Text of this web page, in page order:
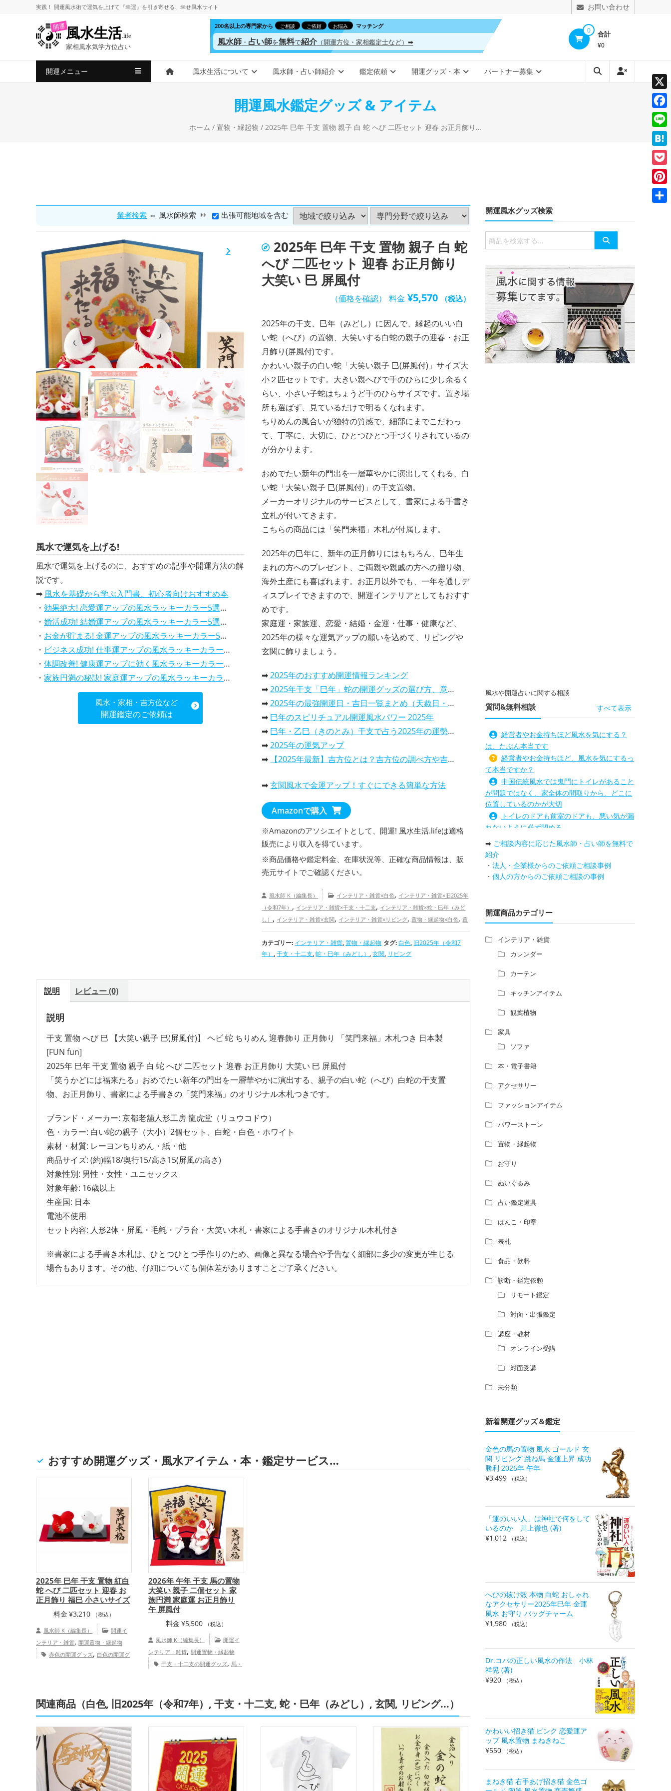
ス
実践！ 開運風水術で運気を上げて 『幸運』を引き寄せる、 幸せ風水サイト お問い合わせ
開運風水生活.life
家相風水気学方位占い
0 合計
¥0
200名以上の専門家から ご相談 ご依頼 お悩み マッチング
風水師・ 占い師を無料で紹介（開運方位・家相鑑定士など）➡
開運メニュー 風水生活について 風水師・占い師紹介 鑑定依頼 開運グッズ・本 パートナー募集
開運風水鑑定グッズ & アイテム
ホーム / 置物・縁起物 / 2025年 巳年 干支 置物 親子 白 蛇 へび 二匹セット 迎春 お正月飾り 大笑い 巳 屏風付
業者検索 ⇔ 風水師検索 出張可能地域を含む
2025年 巳年 干支 置物 親子 白 蛇
へび 二匹セット 迎春 お正月飾り
大笑い 巳 屏風付
（価格を確認） 料金 ¥5,570 （税込）
2025年の干支、巳年（みどし）に因んで、縁起のいい白
い蛇（へび）の置物、大笑いする白蛇の親子の迎春・お正
月飾り(屏風付)です。
かわいい親子の白い蛇「大笑い親子 巳(屏風付)」サイズ大
小２匹セットです。大きい親へびで手のひらに少し余るく
らい、小さい子蛇はちょうど手のひらサイズです。置き場
所も選ばず、見ているだけで明るくなれます。
ちりめんの風合いが独特の質感で、細部にまでこだわっ
て、丁寧に、大切に、ひとつひとつ手づくりされているの
が分かります。
おめでたい新年の門出を一層華やかに演出してくれる、白
い蛇「大笑い親子 巳(屏風付)」の干支置物。
メーカーオリジナルのサービスとして、書家による手書き
立札が付いてきます。
こちらの商品には「笑門来福」木札が付属します。
2025年の巳年に、新年の正月飾りにはもちろん、巳年生
まれの方へのプレゼント、ご両親や親戚の方への贈り物、
海外土産にも喜ばれます。お正月以外でも、一年を通しデ
ィスプレイできますので、開運インテリアとしてもおすす
めです。
家庭運・家族運、恋愛・結婚・金運・仕事・健康など、
2025年の様々な運気アップの願いを込めて、リビングや
玄関に飾りましょう。
➡2025年のおすすめ開運情報ランキング
➡2025年干支「巳年」蛇の開運グッズの選び方、意味と効果と活用法
➡2025年の最強開運日・吉日一覧まとめ（天赦日・一粒万倍日…）
➡ 巳年のスピリチュアル開運風水パワー 2025年
➡ 巳年・乙巳（きのとみ）干支で占う2025年の運勢は、どんな一年？
➡2025年の運気アップ
➡
【2025年最新】吉方位とは？吉方位の調べ方や吉報旅行先での過ごし方を解説
・2025年干支巳年は、蛇（へび）の開運カレンダーで運気アップ
・パワースポット・カレンダー2025年、開運効果抜群！
・ 2025年の吉日や最強開運日が分かる暦のカレンダー
・2025年の金運を上げる！選ぶべき開運カレンダー
・恋愛運を引き寄せる！2025年おすすめ開運カレンダー
➡玄関風水で金運アップ！すぐにできる簡単な方法
Amazonで購入
※Amazonのアソシエイトとして、開運! 風水生活.lifeは適格
販売により収入を得ています。
※商品価格や鑑定料金、在庫状況等、正確な商品情報は、販
売元サイトでご確認ください。
風水師 K（編集長） インテリア・雑貨×白色, インテリア・雑貨×旧2025年
（令和7年） , インテリア・雑貨×干支・十二支, インテリア・雑貨×蛇・巳年（みど
し） , インテリア・雑貨×玄関, インテリア・雑貨×リビング,置物・縁起物×白色,置
物・縁起物×旧2025年（令和7年）,置物・縁起物×干支・十二支,置物・縁起物×蛇・
巳年（みどし） ,置物・縁起物×玄関,置物・縁起物×リビング
白色の開運グッ
ズ,旧2025年（令和7年）の開運グッズ,干支・十二支の開運グッズ
結婚運アップ,金運アップ,仕事運アップ,健康運アップ,家庭運・家族運アップ,総
カテゴリー: インテリア・雑貨,置物・縁起物 タグ:白色, 旧2025年（令和7
年）,干支・十二支,蛇・巳年（みどし）,玄関, リビング
風水で運気を上げる!
風水で運気を上げるのに、おすすめの記事や開運方法の解
説です。
➡ 風水を基礎から学ぶ入門書、初心者向けおすすめ本
・ 効果絶大! 恋愛運アップの風水ラッキーカラー5選、解説付き
・ 婚活成功! 結婚運アップの風水ラッキーカラー5選、効果解説
・ お金が貯まる! 金運アップの風水ラッキーカラー5選、効果解説
・ ビジネス成功! 仕事運アップの風水ラッキーカラー5選、効果解説
・ 体調改善! 健康運アップに効く風水ラッキーカラー5選、効果と活用法を解説
・ 家族円満の秘訣! 家庭運アップの風水ラッキーカラー5選、効果解説
風水・家相・吉方位など
開運鑑定のご依頼は
説明 レビュー (0)
説明
干支 置物 へび 巳 【大笑い親子 巳(屏風付)】 ヘビ 蛇 ちりめん 迎春飾り 正月飾り 「笑門来福」木札つき 日本製
[FUN fun]
2025年 巳年 干支 置物 親子 白 蛇 へび 二匹セット 迎春 お正月飾り 大笑い 巳 屏風付
「笑うかどには福来たる」おめでたい新年の門出を一層華やかに演出する、親子の白い蛇（へび）白蛇の干支置
物、お正月飾り、書家による手書きの「笑門来福」のオリジナル木札つきです。
ブランド・メーカー: 京都老舖人形工房 龍虎堂（リュウコドウ）
色・カラー: 白い蛇の親子（大小）2個セット、白蛇・白色・ホワイト
素材・材質: レーヨンちりめん・紙・他
商品サイズ: (約)幅18/奥行15/高さ15(屏風の高さ)
対象性別: 男性・女性・ユニセックス
対象年齢: 16歳以上
生産国: 日本
電池不使用
セット内容: 人形2体・屏風・毛氈・プラ台・大笑い木札・書家による手書きのオリジナル木札付き
※書家による手書き木札は、ひとつひとつ手作りのため、画像と異なる場合や予告なく細部に多少の変更が生じる
場合もあります。その他、仔細についても個体差がありますことご了承ください。
おすすめ開運グッズ・風水アイテム・本・鑑定サービス…
2025年 巳年 干支 置物 紅白
蛇 へび 二匹セット 迎春 お
正月飾り 福巳 小さいサイズ
料金 ¥3,210 （税込）
風水師 K（編集長）
開運イ
ンテリア・雑貨, 開運置物・縁起物
赤色の開運グッズ, 白色の開運グ
関の開運グッズ,
リビングの開運グッ
ズ
恋愛運アップ,結婚運アップ,
金運アップ,仕事運アップ,健康運ア
ップ, 家庭運・家族運アップ,総合
運・全体運アップ
2026年 午年 干支 馬の置物
大笑い 親子 二個セット 家
族円満 家庭運 お正月飾り
午 屏風付
料金 ¥5,500 （税込）
風水師 K（編集長）
開運イ
ンテリア・雑貨, 開運置物・縁起物
干支・十二支の開運グッズ, 馬・
2026年（令和8年）の開運グッズ,白
色の開運グッズ
家庭運・家族運
アップ,総合運・全体運アップ
関連商品（白色, 旧2025年（令和7年）, 干支・十二支, 蛇・巳年（みどし）, 玄関, リビング...）
開運風水グッズ検索
検
索
象:
風水や開運占いに関する相談
質問&無料相談 すべて表示
経営者やお金持ちほど風水を気にする？
は、たぶん本当です
経営者やお金持ちほど、風水を気にするっ
て本当ですか？
中国伝統風水では鬼門にトイレがあること
が問題ではなく、家全体の間取りから、どこに
位置しているのかが大切
トイレのドアも前室のドアも、悪い気が漏
れないように必ず閉める
路沖殺対策としては、お庭に道路との垣根
を造られるとよい
庭を広げると路沖殺（ろちゅうさつ）は防
げますか？
方角にあるトイレの位置はずれますか？
青澄杏樹 （アオスミアンジュ）先生から
占い師さんは、幽霊を見たことがあります
か？
家相風水の診断・鑑定料金や相場について
風水の流派について教えてください。
か？
風水師になるには、どんな勉強をすればい
いですか？
➡ ご相談内容に応じた風水師・占い師を無料で
紹介
・ 法人・企業様からのご依頼ご相談事例
・ 個人の方からのご依頼ご相談の事例
開運商品カテゴリー
インテリア・雑貨
カレンダー
カーテン
キッチンアイテム
観葉植物
家具
ソファ
本・電子書籍
アクセサリー
ファッションアイテム
パワーストーン
置物・縁起物
お守り
ぬいぐるみ
占い鑑定道具
はんこ・印章
表札
食品・飲料
診断・鑑定依頼
リモート鑑定
対面・出張鑑定
講座・教材
オンライン受講
対面受講
未分類
新着開運グッズ＆鑑定
金色の馬の置物 風水 ゴールド 玄
関 リビング 跳ね馬 金運上昇 成功
勝利 2026年 午年
¥3,499 （税込）
「運のいい人」は神社で何をして
いるのか 川上徹也 (著)
¥1,012 （税込）
へびの抜け殻 本物 白蛇 おしゃれ
なアクセサリー2025年巳年 金運
風水 お守り バッグチャーム
¥1,980 （税込）
Dr.コパの正しい風水の作法 小林
祥晃 (著)
¥920 （税込）
かわいい招き猫 ピンク 恋愛運ア
ップ 風水置物 まねきねこ
¥550 （税込）
まねき猫 右手あげ招き猫 金色ゴ
X
Line